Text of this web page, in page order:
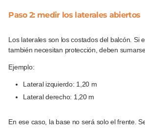
Paso 2: medir los laterales abiertos
Los laterales son los costados del balcón. Si
también necesitan protección, deben
Ejemplo:
Lateral izquierdo: 1,20 m
Lateral derecho: 1,20 m
En ese caso, la base no será solo el frente.